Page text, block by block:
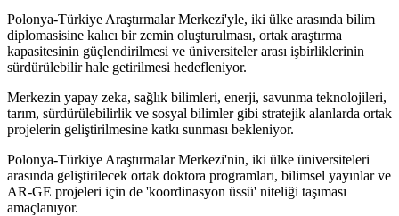
Polonya-Türkiye Araştırmalar Merkezi'yle, iki ülke arasında bilim
diplomasisine kalıcı bir zemin oluşturulması, ortak araştırma
kapasitesinin güçlendirilmesi ve üniversiteler arası işbirliklerinin
sürdürülebilir hale getirilmesi hedefleniyor.
Merkezin yapay zeka, sağlık bilimleri, enerji, savunma teknolojileri,
tarım, sürdürülebilirlik ve sosyal bilimler gibi stratejik alanlarda ortak
projelerin geliştirilmesine katkı sunması bekleniyor.
Polonya-Türkiye Araştırmalar Merkezi'nin, iki ülke üniversiteleri
arasında geliştirilecek ortak doktora programları, bilimsel yayınlar ve
AR-GE projeleri için de 'koordinasyon üssü' niteliği taşıması
amaçlanıyor.